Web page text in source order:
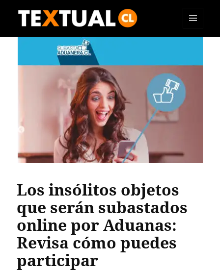
TEXTUAL
Los insólitos objetos
que serán subastados
online por Aduanas:
Revisa cómo puedes
participar